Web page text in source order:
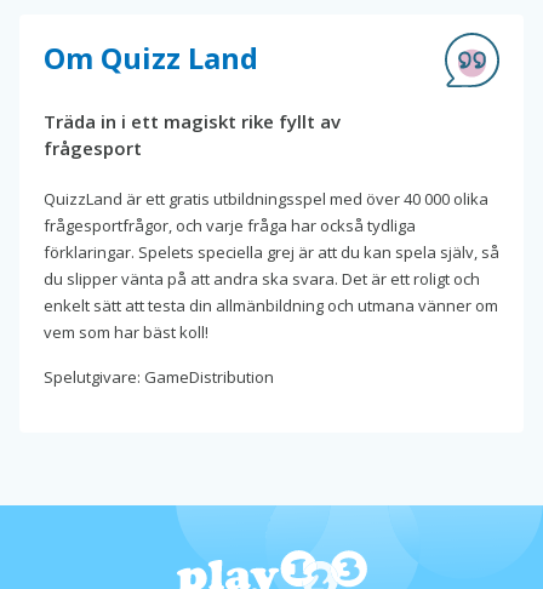
Om Quizz Land
Träda in i ett magiskt rike fyllt av
frågesport
QuizzLand är ett gratis utbildningsspel med över 40 000 olika
frågesportfrågor, och varje fråga har också tydliga
förklaringar. Spelets speciella grej är att du kan spela själv, så
du slipper vänta på att andra ska svara. Det är ett roligt och
enkelt sätt att testa din allmänbildning och utmana vänner om
vem som har bäst koll!
Spelutgivare: GameDistribution